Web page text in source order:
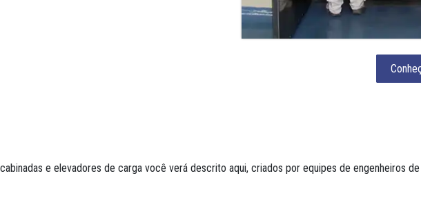
e elevadores de carga você verá descrito aqui, criados por equipes de engenheiros